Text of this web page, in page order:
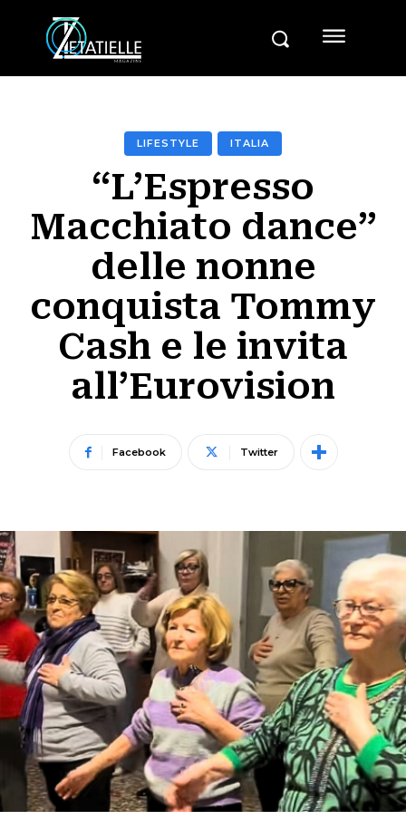
LIFESTYLE ITALIA
“L’Espresso
Macchiato dance”
delle nonne
conquista Tommy
Cash e le invita
all’Eurovision
Facebook Twitter